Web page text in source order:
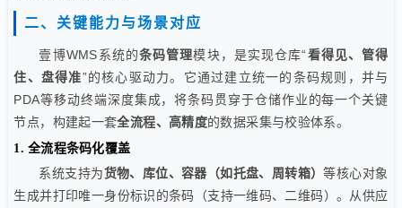
二、关键能力与场景对应
壹博WMS系统的条码管理模块，是实现仓库“看得见、管得
住、盘得准”的核心驱动力。它通过建立统一的条码规则，并与
PDA等移动终端深度集成，将条码贯穿于仓储作业的每一个关键
节点，构建起一套全流程、高精度的数据采集与校验体系。
1. 全流程条码化覆盖
系统支持为货物、库位、容器（如托盘、周转箱）等核心对象
生成并打印唯一身份标识的条码（支持一维码、二维码）。从供应